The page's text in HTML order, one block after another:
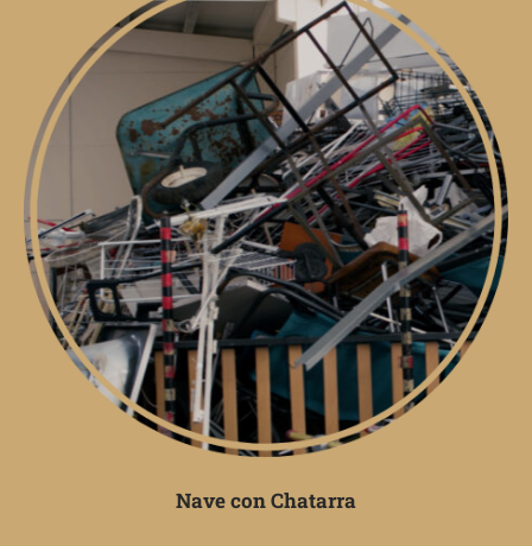
Nave con Chatarra